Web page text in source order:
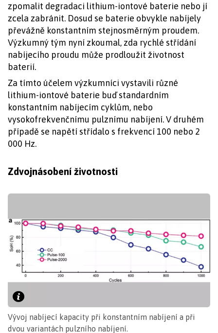
zpomalit degradaci lithium-iontové baterie nebo jí
zcela zabránit. Dosud se baterie obvykle nabíjely
převážně konstantním stejnosměrným proudem.
Výzkumný tým nyní zkoumal, zda rychlé střídání
nabíjecího proudu může prodloužit životnost
baterií.
Za tímto účelem výzkumníci vystavili různé
lithium-iontové baterie buď standardním
konstantním nabíjecím cyklům, nebo
vysokofrekvenčnímu pulznímu nabíjení. V druhém
případě se napětí střídalo s frekvencí 100 nebo 2
000 Hz.
Zdvojnásobení životnosti
Vývoj nabíjecí kapacity při konstantním nabíjení a při
dvou variantách pulzního nabíjení.